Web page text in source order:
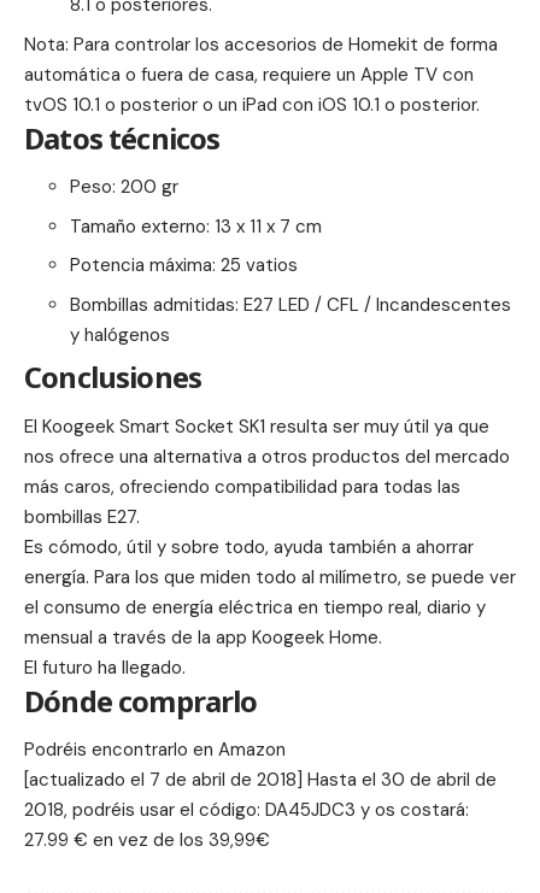
8.1 o posteriores.
Nota: Para controlar los accesorios de Homekit de forma
automática o fuera de casa, requiere un Apple TV con
tvOS 10.1 o posterior o un iPad con iOS 10.1 o posterior.
Datos técnicos
Peso: 200 gr
Tamaño externo: 13 x 11 x 7 cm
Potencia máxima: 25 vatios
Bombillas admitidas: E27 LED / CFL / Incandescentes
y halógenos
Conclusiones
El Koogeek Smart Socket SK1 resulta ser muy útil ya que
nos ofrece una alternativa a otros productos del mercado
más caros, ofreciendo compatibilidad para todas las
bombillas E27.
Es cómodo, útil y sobre todo, ayuda también a ahorrar
energía. Para los que miden todo al milímetro, se puede ver
el consumo de energía eléctrica en tiempo real, diario y
mensual a través de la app Koogeek Home.
El futuro ha llegado.
Dónde comprarlo
Podréis encontrarlo en Amazon
[actualizado el 7 de abril de 2018] Hasta el 30 de abril de
2018, podréis usar el código: DA45JDC3 y os costará:
27.99 € en vez de los 39,99€